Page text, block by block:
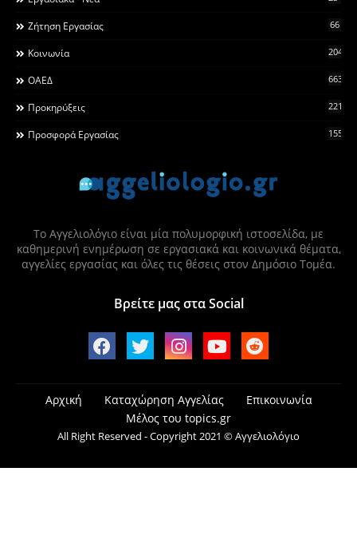
Ζήτηση Εργασίας 66
Κοινωνία 2044
ΟΑΕΔ 663
Προκηρύξεις 2215
Προσφορά Εργασίας 155
Το Αγγελιολόγιο είναι μία πολυμορφική ιστοσελίδα, με
καθημερινή ενημέρωση σε εργασιακά και κοινωνικά θέματα,
αγγελίες εργασίας και όλες τις θέσεις στον Δημόσιο Τομέα.
Βρείτε μας στα Social
Αρχική Καταχώρηση Αγγελίας
Επικοινωνία
Μέλος του topics.gr
All Right Reserved - Copyright 2021 © Αγγελιολόγιο